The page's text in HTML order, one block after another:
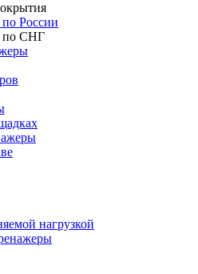
России
по СНГ
нагрузкой